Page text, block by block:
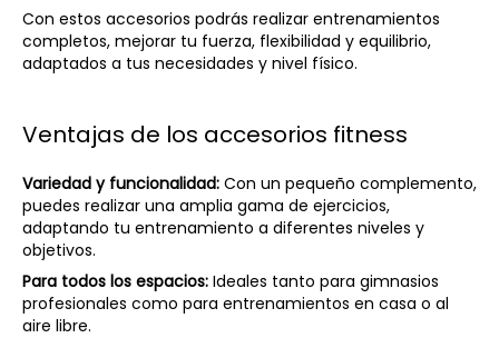
Con estos accesorios podrás realizar entrenamientos
completos, mejorar tu fuerza, flexibilidad y equilibrio,
adaptados a tus necesidades y nivel físico.
Ventajas de los accesorios fitness
Variedad y funcionalidad: Con un pequeño complemento,
puedes realizar una amplia gama de ejercicios,
adaptando tu entrenamiento a diferentes niveles y
objetivos.
Para todos los espacios: Ideales tanto para gimnasios
profesionales como para entrenamientos en casa o al
aire libre.